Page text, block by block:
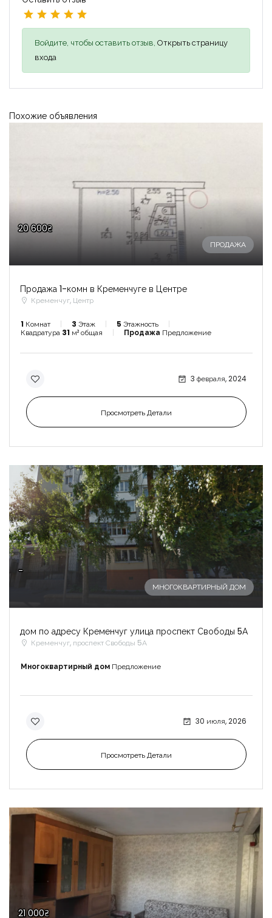
Войдите, чтобы оставить отзыв, Открыть страницу
входа
Похожие объявления
20 600₴
ПРОДАЖА
Продажа 1-комн в Кременчуге в Центре
Кременчуг, Центр
1 Комнат 3 Этаж 5 Этажность
Квадратура 31 м² общая Продажа Предложение
3 февраля, 2024
Просмотреть Детали
-
МНОГОКВАРТИРНЫЙ ДОМ
дом по адресу Кременчуг улица проспект Свободы 5А
Кременчуг, проспект Свободы 5А
Многоквартирный дом Предложение
30 июля, 2026
Просмотреть Детали
21 000₴